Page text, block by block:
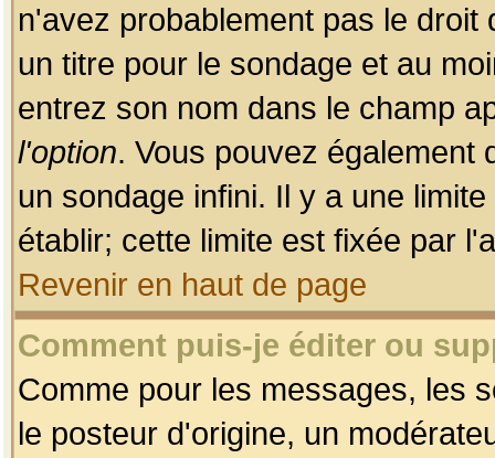
n'avez probablement pas le
un titre pour le sondage et au
entrez son nom dans le champ
l'option. Vous pouvez également
un sondage infini. Il y a une
établir; cette limite est fixée par
Revenir en haut de page
Comment puis-je éditer ou
Comme pour les messages, les
le posteur d'origine, un